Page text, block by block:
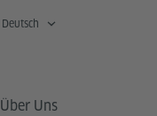
Deutsch
Über Uns